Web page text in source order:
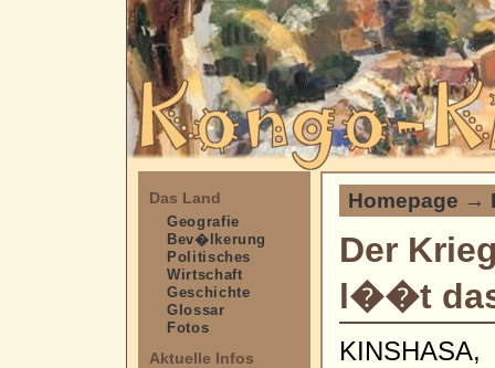
Das Land
Geografie
Bev�lkerung
Politisches
Wirtschaft
Geschichte
Glossar
Fotos
Aktuelle Infos
Homepage →
Der
l��t